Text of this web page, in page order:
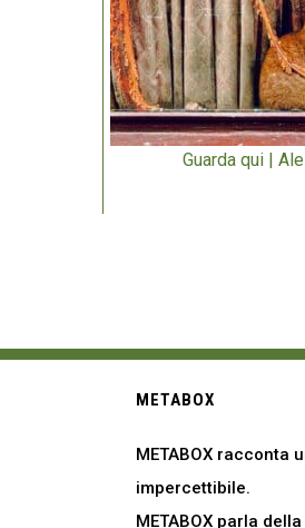
Guarda qui |
METABOX
METABOX racconta
impercettibile.
METABOX parla